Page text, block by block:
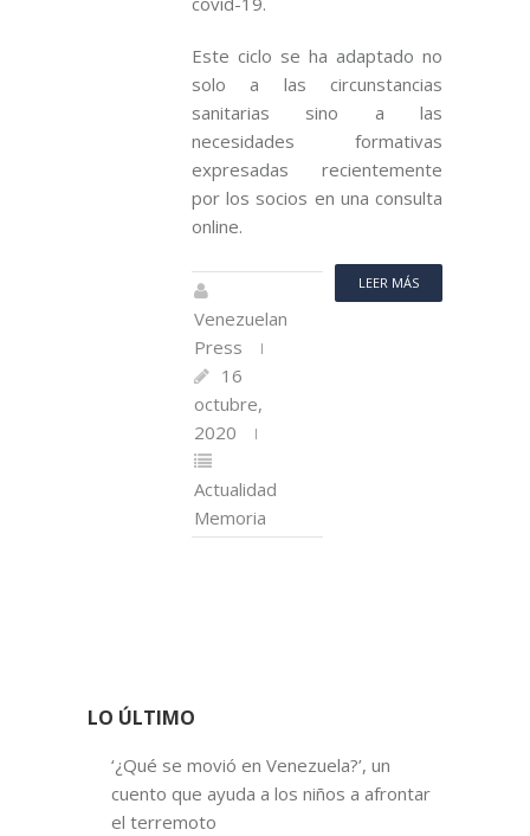
Este ciclo se ha adaptado no
solo a las circunstancias
sanitarias sino a las
necesidades formativas
expresadas recientemente
por los socios en una consulta
online.
LEER MÁS
Venezuelan
Press
16
octubre,
2020
Actualidad
Memoria
LO ÚLTIMO
‘¿Qué se movió en Venezuela?’, un
cuento que ayuda a los niños a afrontar
el terremoto